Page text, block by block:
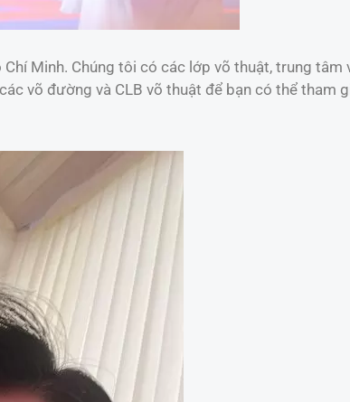
Minh. Chúng tôi có các lớp võ thuật, trung tâm
võ đường và CLB võ thuật để bạn có thể tham